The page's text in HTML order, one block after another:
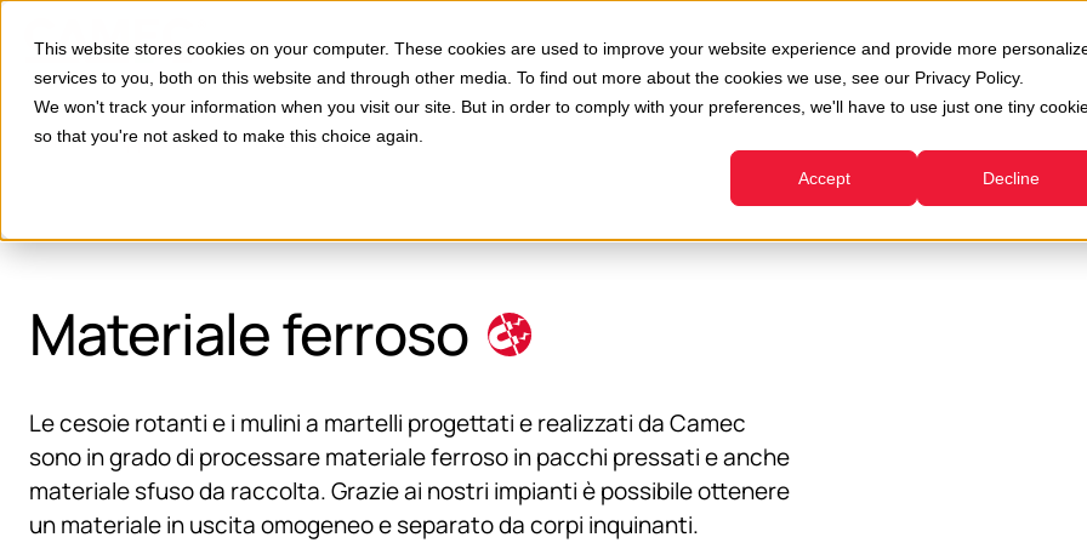
This website stores cookies on your computer. These cookies are used to improve your website experience and provide more
services to you, both on this website and through other media. To find out more about the cookies we use, see our Privacy Policy.
We won't track your information when you visit our site. But in order to comply with your preferences, we'll have to use just one tiny
so that you're not asked to make this choice again.
Accept Decline
Divisioni Show submenu for Divisioni
Applicazioni Usato Show submenu for Usato
Servizi Show submenu for Servizi
Azienda Risorse
Home Applicazioni Materiale ferroso
Materiale ferroso
Le cesoie rotanti e i mulini a martelli progettati e realizzati da Camec
sono in grado di processare materiale ferroso in pacchi pressati e anche
materiale sfuso da raccolta. Grazie ai nostri impianti è possibile ottenere
un materiale in uscita omogeneo e separato da corpi inquinanti.